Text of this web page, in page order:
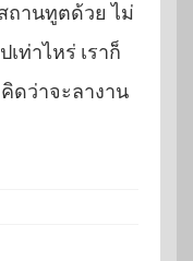
ถานทูตด้วย ไม่
ท่าไหร่ เราก็
ดว่าจะลางาน